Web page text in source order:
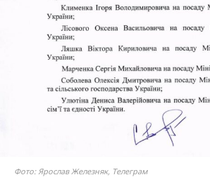
Фото: Ярослав Железняк, Телеграм